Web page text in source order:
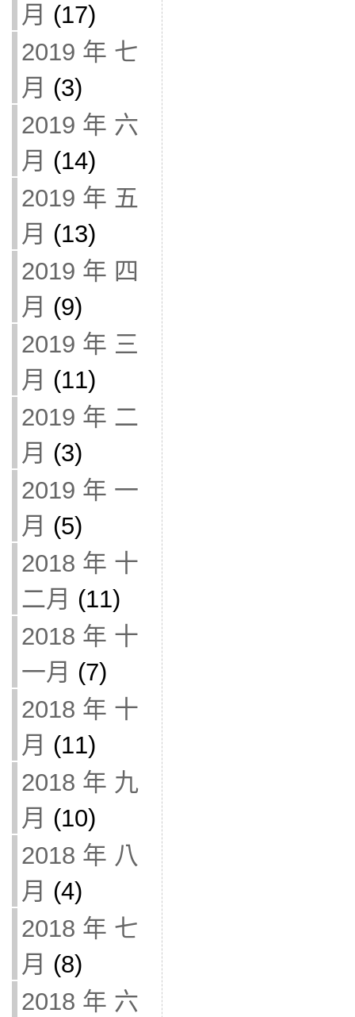
月 (17)
2019 年 七
月 (3)
2019 年 六
月 (14)
2019 年 五
月 (13)
2019 年 四
月 (9)
2019 年 三
月 (11)
2019 年 二
月 (3)
2019 年 一
月 (5)
2018 年 十
二月 (11)
2018 年 十
一月 (7)
2018 年 十
月 (11)
2018 年 九
月 (10)
2018 年 八
月 (4)
2018 年 七
月 (8)
2018 年 六